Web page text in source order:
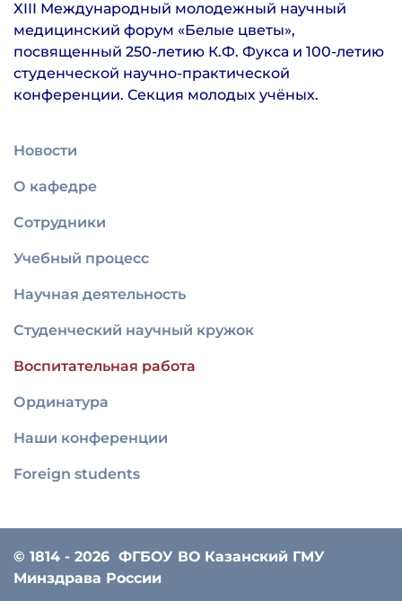
XIII Международный молодежный научный
медицинский форум «Белые цветы»,
посвященный 250-летию К.Ф. Фукса и 100-летию
студенческой научно-практической
конференции. Секция молодых учёных.
Новости
О кафедре
Сотрудники
Учебный процесс
Научная деятельность
Студенческий научный кружок
Воспитательная работа
Ординатура
Наши конференции
Foreign students
© 1814 - 2026 ФГБОУ ВО Казанский ГМУ
Минздрава России